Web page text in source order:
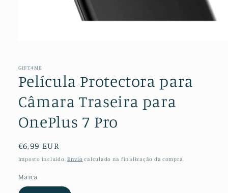
1
modal
GIFT4ME
Película Protectora para
Câmara Traseira para
OnePlus 7 Pro
Preço
normal
€6,99 EUR
Imposto incluído. Envio calculado na finalização da compra.
Marca